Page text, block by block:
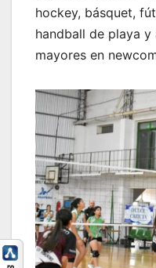
hockey, básquet,
handball de playa
mayores en